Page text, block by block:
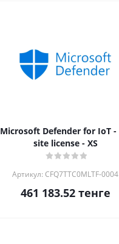
Microsoft Defender for IoT -
site license - XS
Артикул: CFQ7TTC0MLTF-0004
461 183.52тенге